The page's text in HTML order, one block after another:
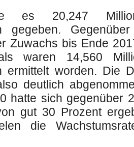
es 20,247
gegeben.
Zuwachs bis Ende
waren 14,560
ermittelt worden. Die
deutlich
hatte sich gegenüber
gut 30 Prozent
die